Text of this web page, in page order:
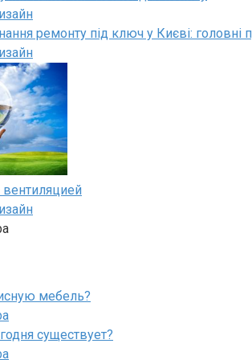
ремонту під ключ у Києві: головні
мебель?
существует?